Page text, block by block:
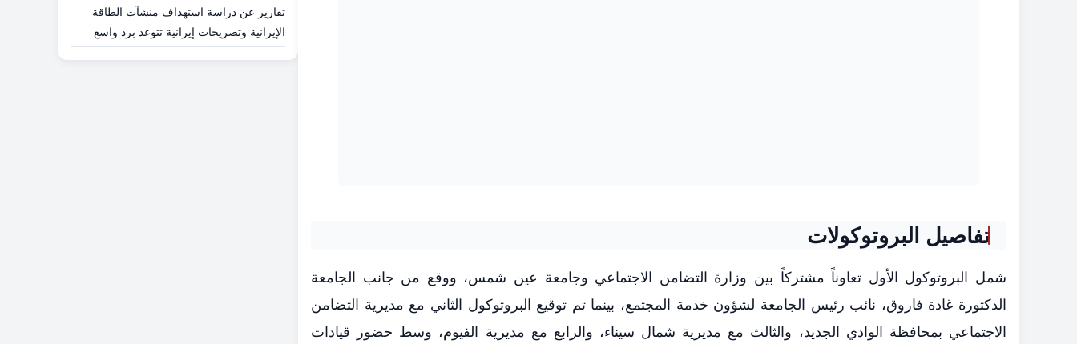
تفاصيل البروتوكولات
شمل البروتوكول الأول تعاوناً مشتركاً بين وزارة التضامن الاجتماعي وجامعة عين شمس، ووقع من جانب الجامعة
الدكتورة غادة فاروق، نائب رئيس الجامعة لشؤون خدمة المجتمع، بينما تم توقيع البروتوكول الثاني مع مديرية التضامن
الاجتماعي بمحافظة الوادي الجديد، والثالث مع مديرية شمال سيناء، والرابع مع مديرية الفيوم، وسط حضور قيادات
تقارير عن دراسة استهداف منشآت الطاقة
الإيرانية وتصريحات إيرانية تتوعد برد واسع